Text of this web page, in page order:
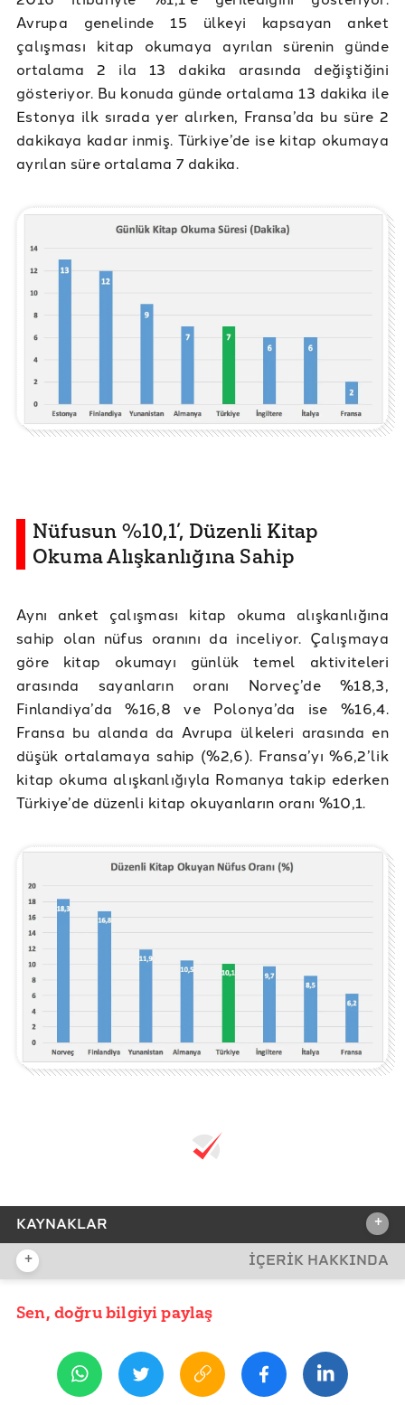
Avrupa genelinde 15 ülkeyi kapsayan anket
çalışması kitap okumaya ayrılan sürenin günde
ortalama 2 ila 13 dakika arasında değiştiğini
gösteriyor. Bu konuda günde ortalama 13 dakika ile
Estonya ilk sırada yer alırken, Fransa’da bu süre 2
dakikaya kadar inmiş. Türkiye’de ise kitap okumaya
ayrılan süre ortalama 7 dakika.
Nüfusun %10,1’, Düzenli Kitap
Okuma Alışkanlığına Sahip
Aynı anket çalışması kitap okuma alışkanlığına
sahip olan nüfus oranını da inceliyor. Çalışmaya
göre kitap okumayı günlük temel aktiviteleri
arasında sayanların oranı Norveç’de %18,3,
Finlandiya’da %16,8 ve Polonya’da ise %16,4.
Fransa bu alanda da Avrupa ülkeleri arasında en
düşük ortalamaya sahip (%2,6). Fransa’yı %6,2’lik
kitap okuma alışkanlığıyla Romanya takip ederken
Türkiye’de düzenli kitap okuyanların oranı %10,1.
KAYNAKLAR +
REFERANSLAR
Eurostat
+ İÇERİK HAKKINDA
YAYIN TARİHİ
Sen, doğru bilgiyi paylaş